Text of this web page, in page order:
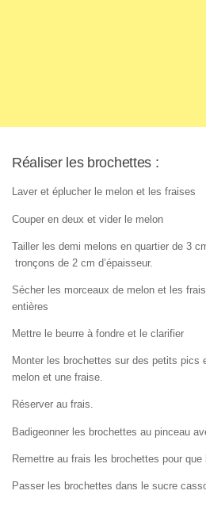
Réaliser les brochettes :
Laver et éplucher le melon et les fraises
Couper en deux et vider le melon
Tailler les demi melons en quartier de 3
tronçons de 2 cm d’épaisseur.
Sécher les morceaux de melon et les
entières
Mettre le beurre à fondre et le clarifier
Monter les brochettes sur des petits pics
melon et une fraise.
Réserver au frais.
Badigeonner les brochettes au pinceau
Remettre au frais les brochettes pour que
Passer les brochettes dans le sucre